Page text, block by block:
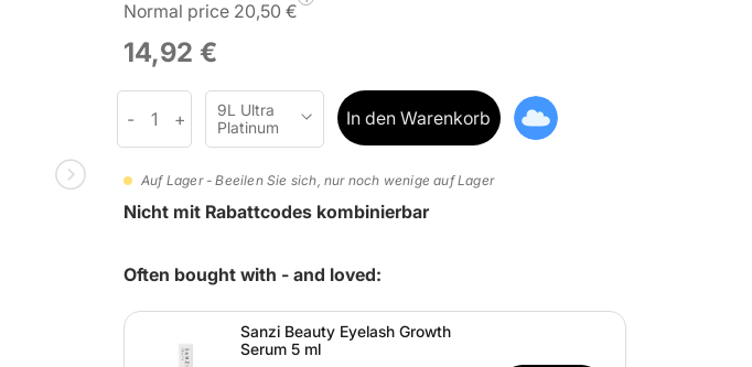
Normal price 20,50 €
14,92 €
9L Ultra
Platinum
In den Warenkorb
Auf Lager - Beeilen Sie sich, nur noch wenige auf Lager
Nicht mit Rabattcodes kombinierbar
Often bought with - and loved:
Sanzi Beauty Eyelash Growth
Serum 5 ml